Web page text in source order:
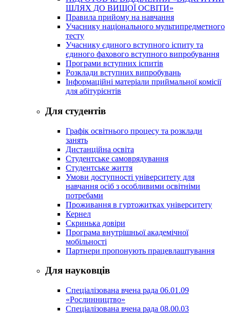
ШЛЯХ ДО ВИЩОЇ ОСВІТИ»
Правила прийому на навчання
Учаснику національного мультипредметного
тесту
Учаснику єдиного вступного іспиту та
єдиного фахового вступного випробування
Програми вступних іспитів
Розклади вступних випробувань
Інформаційні матеріали приймальної комісії
для абітурієнтів
Для студентів
Графік освітнього процесу та розклади
занять
Дистанційна освіта
Студентське самоврядування
Студентське життя
Умови доступності університету для
навчання осіб з особливими освітніми
потребами
Проживання в гуртожитках університету
Кернел
Скринька довіри
Програма внутрішньої академічної
мобільності
Партнери пропонують працевлаштування
Для науковців
Спеціалізована вчена рада 06.01.09
«Рослинництво»
Спеціалізована вчена рада 08.00.03